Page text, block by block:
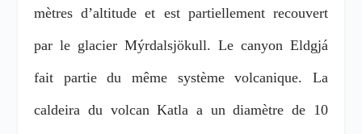
mètres d’altitude et est partiellement recouvert
par le glacier Mýrdalsjökull. Le canyon Eldgjá
fait partie du même système volcanique. La
caldeira du volcan Katla a un diamètre de 10